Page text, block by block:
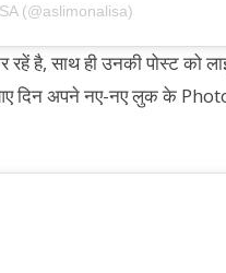
(@aslimonalisa)
है, साथ ही उनकी पोस्ट को
आए दिन अपने नए-नए लुक के